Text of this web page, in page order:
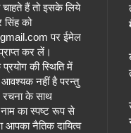
चाहते हैं तो इसके लिये
सिंहको
पर ईमेल
कर लें।
प्रयोग की स्थिति में
नहीं है परन्तु
रचना के साथ
का स्पष्ट रूप से
नैतिक दायित्व